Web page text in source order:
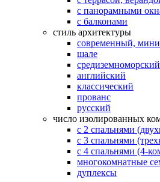
с панорамными
с балконами
стиль архитектуры
современный,
шале
средиземноморский
английский
классический
прованс
русский
число изолированных
с 2 спальнями
с 3 спальнями
с 4 спальнями (4-
многокомнатные
дуплексы